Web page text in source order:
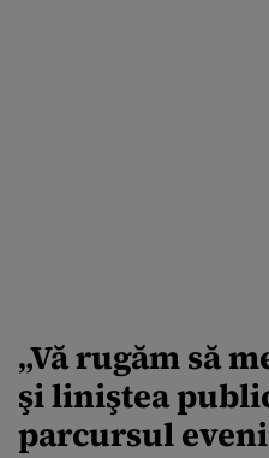
„Vă rugăm să
şi liniştea
parcursul